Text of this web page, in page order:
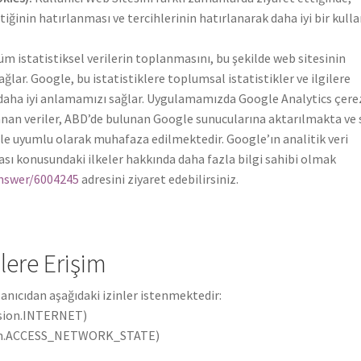
hatırlanması ve tercihlerinin hatırlanarak daha iyi bir
istatistiksel verilerin toplanmasını, bu şekilde web sitesinin
Google, bu istatistiklere toplumsal istatistikler ve ilgilere
iyi anlamamızı sağlar. Uygulamamızda Google Analytics
veriler, ABD’de bulunan Google sunucularına aktarılmakta ve
uyumlu olarak muhafaza edilmektedir. Google’ın analitik veri
konusundaki ilkeler hakkında daha fazla bilgi sahibi olmak
6004245 adresini ziyaret edebilirsiniz.
Erişim
aşağıdaki izinler istenmektedir: